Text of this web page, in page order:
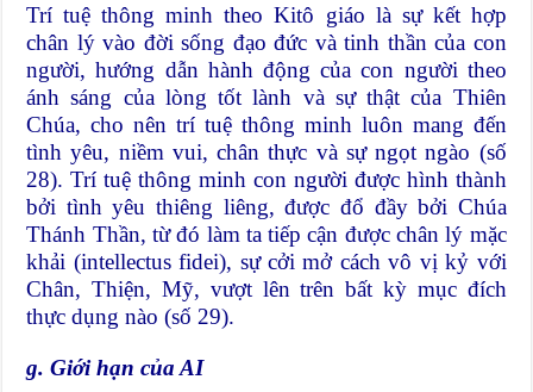
Trí tuệ thông minh theo Kitô giáo là sự kết hợp
chân lý vào đời sống đạo đức và tinh thần của con
người, hướng dẫn hành động của con người theo
ánh sáng của lòng tốt lành và sự thật của Thiên
Chúa, cho nên trí tuệ thông minh luôn mang đến
tình yêu, niềm vui, chân thực và sự ngọt ngào (số
28). Trí tuệ thông minh con người được hình thành
bởi tình yêu thiêng liêng, được đổ đầy bởi Chúa
Thánh Thần, từ đó làm ta tiếp cận được chân lý mặc
khải (intellectus fidei), sự cởi mở cách vô vị kỷ với
Chân, Thiện, Mỹ, vượt lên trên bất kỳ mục đích
thực dụng nào (số 29).
g. Giới hạn của AI